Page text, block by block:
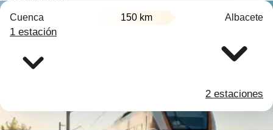
Cuenca 150 km Albacete
1 estación
2 estaciones